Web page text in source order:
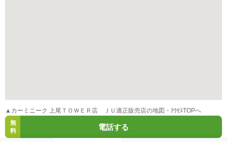
▲カーミニーク 上尾ＴＯＷＥＲ店 ＪＵ適正販売店の地図・ｱｸｾｽTOPへ
無
料
電話する